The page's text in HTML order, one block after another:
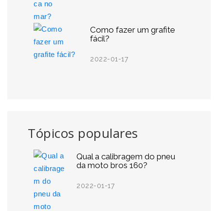
Como fazer um grafite
fácil?
2022-01-17
Tópicos populares
Qual a calibragem do pneu
da moto bros 160?
2022-01-17